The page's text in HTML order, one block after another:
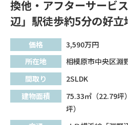
換他・アフターサービ
辺」駅徒歩約5分の好
価格 3,590万円
所在地
相模原市中央区淵
間取り
2SLDK
建物面積
75.33㎡（22.79坪
坪）